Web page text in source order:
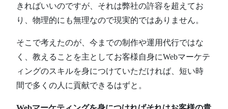
きればいいのですが、それは弊社の許容を超えてお
り、物理的にも無理なので現実的ではありません。
そこで考えたのが、今までの制作や運用代行ではな
く、教えることを主としてお客様自身にWebマーケテ
ィングのスキルを身につけていただければ、短い時
間で多くの人に貢献できるはずと。